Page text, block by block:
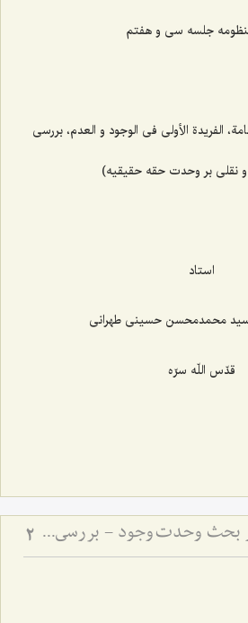
جلسه سی و هفتم
الفریدة الأولی فی الوجود و العدم، بررسی
نقلی بر وحدت حقه حقیقیه)
استاد
سید محمدمحسن حسینی طهرانی
قدّس اللّه سرّه
بیان چهار مسلک در بحث وحدت وجود - بررسی مسلک حق در موضوع وحدت وجود 2